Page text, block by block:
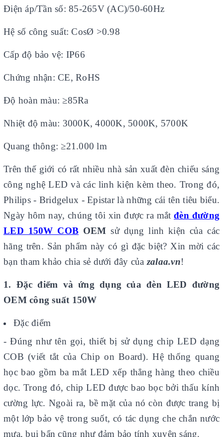
Điện áp/Tần số: 85-265V (AC)/50-60Hz
Hệ số công suất: CosØ >0.98
Cấp độ bảo vệ: IP66
Chứng nhận: CE, RoHS
Độ hoàn màu: ≥85Ra
Nhiệt độ màu: 3000K, 4000K, 5000K, 5700K
Quang thông: ≥21.000 lm
Trên thế giới có rất nhiều nhà sản xuất đèn chiếu sáng
công nghệ LED và các linh kiện kèm theo. Trong đó,
Philips - Bridgelux - Epistar là những cái tên tiêu biểu.
Ngày hôm nay, chúng tôi xin được ra mắtđèn đường
LED 150W COB OEM sử dụng linh kiện của các
hãng trên. Sản phẩm này có gì đặc biệt? Xin mời các
bạn tham khảo chia sẻ dưới đây của zalaa.vn!
1. Đặc điểm và ứng dụng của đèn LED đường
OEM công suất 150W
Đặc điểm
- Đúng như tên gọi, thiết bị sử dụng chip LED dạng
COB (viết tắt của Chip on Board). Hệ thống quang
học bao gồm ba mắt LED xếp thẳng hàng theo chiều
dọc. Trong đó, chip LED được bao bọc bởi thấu kính
cường lực. Ngoài ra, bề mặt của nó còn được trang bị
một lớp bảo vệ trong suốt, có tác dụng che chắn nước
mưa, bụi bẩn cũng như đảm bảo tính xuyên sáng.